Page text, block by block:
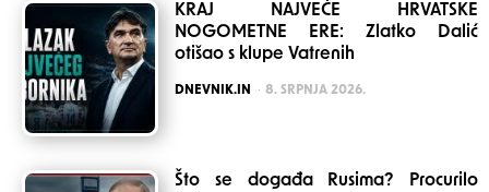
KRAJ NAJVEĆE HRVATSKE
NOGOMETNE ERE: Zlatko Dalić
otišao s klupe Vatrenih
POSTED
DNEVNIK.IN 8. SRPNJA 2026.
Što se događa Rusima? Procurilo